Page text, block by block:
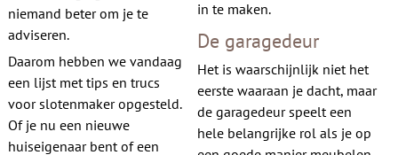
niemand beter om je te
adviseren.
Daarom hebben we vandaag
een lijst met tips en trucs
voor slotenmaker opgesteld.
Of je nu een nieuwe
huiseigenaar bent of een
in te maken.
De garagedeur
Het is waarschijnlijk niet het
eerste waaraan je dacht, maar
de garagedeur speelt een
hele belangrijke rol als je op